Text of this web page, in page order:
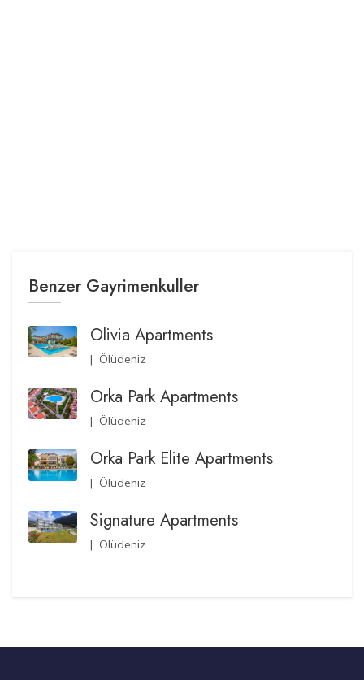
Benzer Gayrimenkuller
Olivia Apartments
| Ölüdeniz
Orka Park Apartments
| Ölüdeniz
Orka Park Elite Apartments
| Ölüdeniz
Signature Apartments
| Ölüdeniz